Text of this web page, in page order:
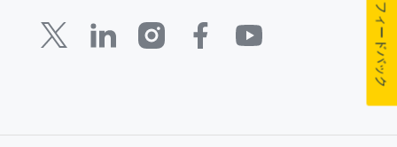
フィードバック